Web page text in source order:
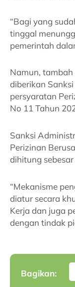
“Bagi yang
tinggal
pemerintah
Namun,
diberikan
persyaratan
No 11 Tahun
Sanksi
Perizinan
dihitung
“Mekanisme
diatur secara
Kerja dan juga
dengan tindak
Bagikan: